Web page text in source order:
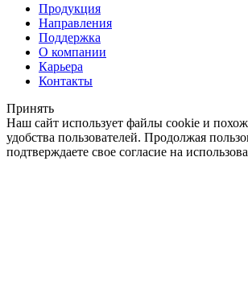
Продукция
Направления
Поддержка
О компании
Карьера
Контакты
Принять
Наш сайт использует файлы cookie и
удобства пользователей. Продолжая
подтверждаете свое согласие на